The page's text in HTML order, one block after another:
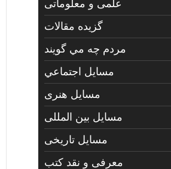
علمی و معلوماتی
گزیده مقالات
مردم چه مي گويند
مسايل اجتماعي
مسايل هنری
مسایل بین المللی
مسایل تاریخی
معرفی و نقد کتب